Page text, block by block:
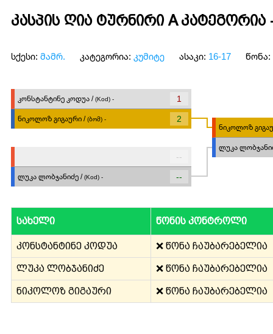
კასპის ღია ტურნირი A კატეგორია
სქესი: მამრ. კატეგორია: კუმიტე ასაკი: 16-17 წონა:
კონსტანტინე კოდუა /(Kod) - 1
ნიკოლოზ გიგაური /(ბომ) - 2
--
ლუკა ლობჯანიძე /(Kod) - --
ნიკოლოზ
ლუკა
სახელი წონის კონტროლი
კონსტანტინე კოდუა
❌ წონა ჩაუბარებელია
ლუკა ლობჯანიძე
❌ წონა ჩაუბარებელია
ნიკოლოზ გიგაური
❌ წონა ჩაუბარებელია